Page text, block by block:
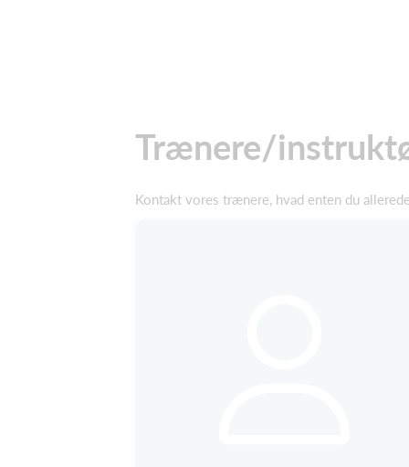
Trænere/
Kontakt vores trænere, hvad enten du